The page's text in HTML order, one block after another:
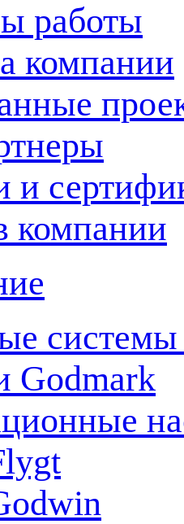
работы
компании
и
компании
системы
Godmark